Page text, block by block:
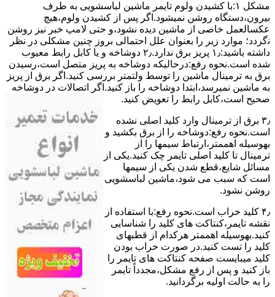
مشکل ۱:ﺑﺎ ﮐﺸﯿﺪن وﻟﻮم ﺗﺎﯾﻤﺮ ماشین لباسشویی به طرف
ﺑﯿﺮون،دستگاه روﺷﻦ نمیشود.اﮔﺮ ﭘﺲ از ﮐﺸﯿﺪن وﻟﻮم،ﻫﯿﭻ
عکسالعمل ﺧﺎﺻﯽ از ﻣﺎﺷﯿﻦ دﯾﺪه نشود،و حتی ﻻﻣﭗ ﺧﺒﺮ ﻧﯿﺰ روﺷﻦ
ﻧگردد؛ موارد زیر را بعنوان ﻋﻠﻞ احتمالی بروز چنین مشکلی در نظر
داشته باشید:۱٫ ﭘﺮﯾﺰ ﺑﺮق ﻧﺪارد.۲٫ دوﺷﺎﺧﻪ و ﯾﺎ ﮐﺎﺑﻞ راﺑﻂ ﻣﻌﯿﻮب
ﺷﺪه است.نحوه رفع:درحالیکه دوﺷﺎﺧﻪ ﺑﻪ ﭘﺮﯾﺰ ﻣﺘﺼﻞ اﺳﺖ،رﺳﯿﺪن
ﺑﺮق ﺑﻪ ﺗﺮﻣﯿﻨﺎل ﻣﺎﺷﯿﻦ را ﺗﻮﺳﻂ ولتمتر بررسی ﮐﻨﯿﺪ.اﮔﺮ ﺑﺮق از ﭘﺮﯾﺰ
ﺑﻪ ﻣﺎﺷﯿﻦ نمیرسد،اﺑﺘﺪا دوشاخه را باز کنید.اﮔﺮ اﺗﺼﺎﻻت در دوشاخه
ﺻﺤﯿﺢ اﺳﺖ،ﮐﺎﺑﻞ راﺑﻂ را ﺗﻌﻮﯾﺾ کنید.
۳٫ ﺑﺮق از ﺗﺮﻣﯿﻨﺎل وارد ﮐﻠﯿﺪ اﺻﻠﯽ ﻧﺸﺪه
است.نحوه رﻓﻊ:دوشاخه را از ﺑﺮق بکشید و
بهوسیله اهممتر،ارﺗﺒﺎط سیمها را از
ﺗﺮﻣﯿﻨﺎل ﺗﺎ ﮐﻠﯿﺪ اﺻﻠﯽ ﺗﺎﯾﻤﺮ چک کنید.یکی از
مسائل شایع،ﻗﻄﻊ شدن ﯾﮑﯽ از سیمها
است که سبب می شود،ﻣﺎﺷﯿﻦ لباسشویی
روﺷﻦ نشود.
۴٫ ﮐﻠﯿﺪ ﺧﺮاب اﺳﺖ.نحوه رفع:ﺑﺎ اﺳﺘﻔﺎده از
ﻧﻘﺸﻪ ﺗﺎﯾﻤﺮ،ﮐﻨﺘﺎﮐﺖ ﻫﺎی ﮐﻠﯿﺪ را ﺷﻨﺎﺳﺎﯾﯽ
کنید.بهوسیله اهممتر هرکدام از قطبهای
ﮐﻠﯿﺪ را ﺗﺴﺖ ﮐﻨﯿﺪ.در ﺻﻮرت ﺧﺮاب ﺑﻮدن
ﮐﻠﯿﺪ میبایست ﺻﻔﺤﻪ ﮐﻨﺘﺎﮐﺖ ﻫﺎی ﺗﺎﯾﻤﺮ را
باز کنید و ﭘﺲ از رﻓﻊ مشکل،مجدداً ﺗﺎﯾﻤﺮ
را به حالت اوﻟﯿﻪ برگردانید.